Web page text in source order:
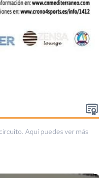
. Aquí puedes ver más